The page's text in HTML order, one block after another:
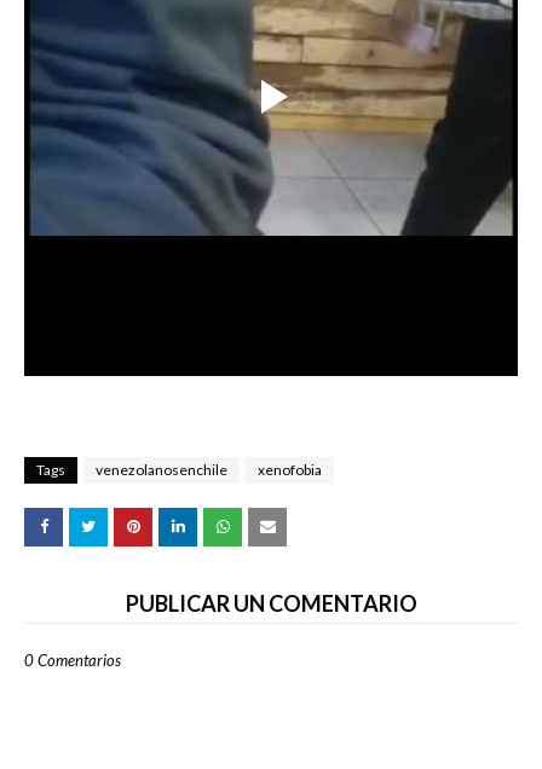
Tags venezolanosenchile xenofobia
PUBLICAR UN COMENTARIO
0 Comentarios